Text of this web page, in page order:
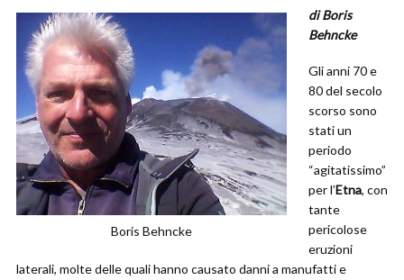
Boris Behncke
di Boris
Behncke
Gli anni 70 e
80 del secolo
scorso sono
stati un
periodo
“agitatissimo”
per l’Etna, con
tante
pericolose
eruzioni
laterali, molte delle quali hanno causato danni a manufatti e